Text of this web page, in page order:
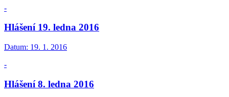
-
Hlášení 19. ledna 2016
Datum: 19. 1. 2016
-
Hlášení 8. ledna 2016